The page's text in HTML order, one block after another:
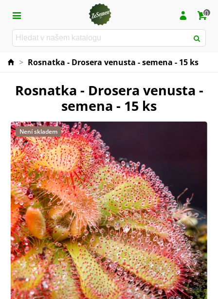
0
> Rosnatka - Drosera venusta - semena - 15 ks
Rosnatka - Drosera venusta -
semena - 15 ks
Není skladem